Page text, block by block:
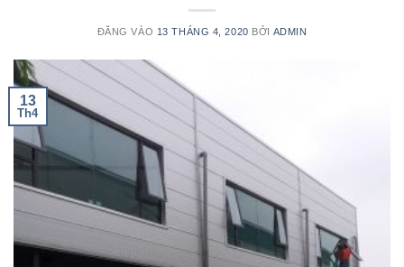
ĐĂNG VÀO 13 THÁNG 4, 2020 BỞI ADMIN
13
Th4